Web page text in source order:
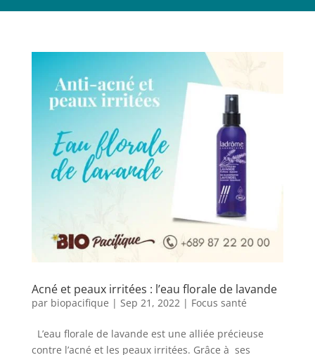
Acné et peaux irritées : l’eau florale de lavande
par biopacifique | Sep 21, 2022| Focus santé
L’eau florale de lavande est une alliée précieuse
contre l’acné et les peaux irritées. Grâce à ses